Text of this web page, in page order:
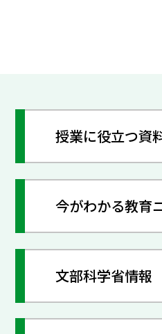
授業に役立つ資
今がわかる教育
文部科学省情報